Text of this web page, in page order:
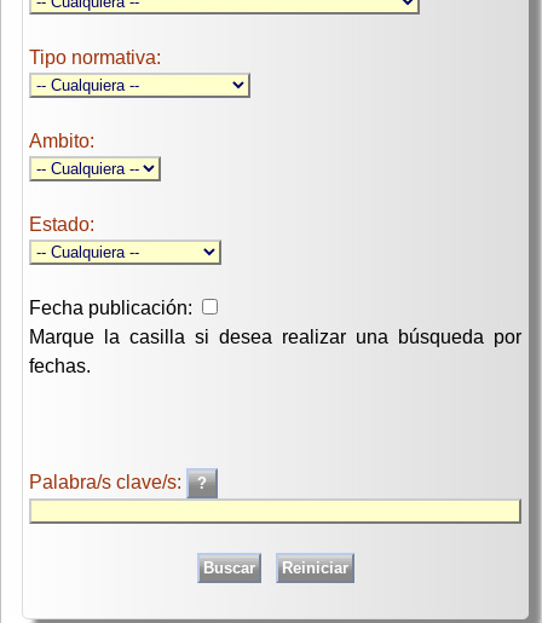
Tipo normativa:
Ambito:
Estado:
Fecha publicación:
Marque la casilla si desea realizar una búsqueda por
fechas.
Palabra/s clave/s: